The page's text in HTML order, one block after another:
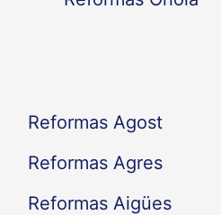
Reformas Agost
Reformas Agres
Reformas Aigües